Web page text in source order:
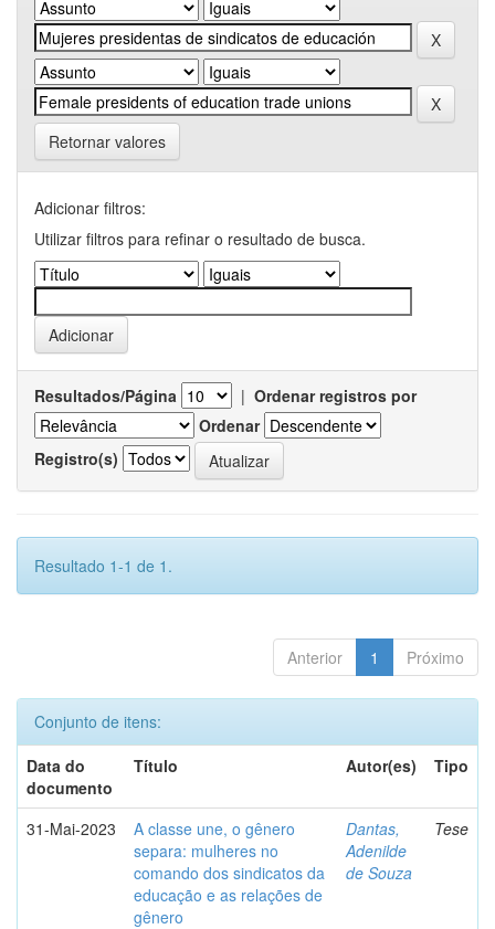
Retornar valores
Adicionar filtros:
Utilizar filtros para refinar o resultado de busca.
Resultados/Página | Ordenar registros por
Ordenar
Registro(s)
Resultado 1-1 de 1.
Anterior 1 Próximo
Conjunto de itens:
Data do
documento
Título Autor(es) Tipo
31-Mai-2023
A classe une, o gênero
separa: mulheres no
comando dos sindicatos da
educação e as relações de
gênero
Dantas,
Adenilde
de Souza
Tese